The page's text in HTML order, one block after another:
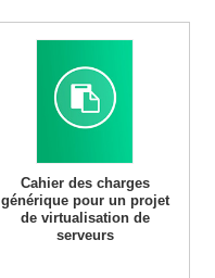
Cahier des charges
générique pour un projet
de virtualisation de
serveurs